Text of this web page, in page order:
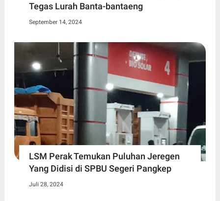
Tegas Lurah Banta-bantaeng
September 14, 2024
LSM Perak Temukan Puluhan Jeregen
Yang Didisi di SPBU Segeri Pangkep
Juli 28, 2024